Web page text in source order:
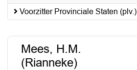
Voorzitter Provinciale Staten (plv.)
Mees, H.M.
(Rianneke)